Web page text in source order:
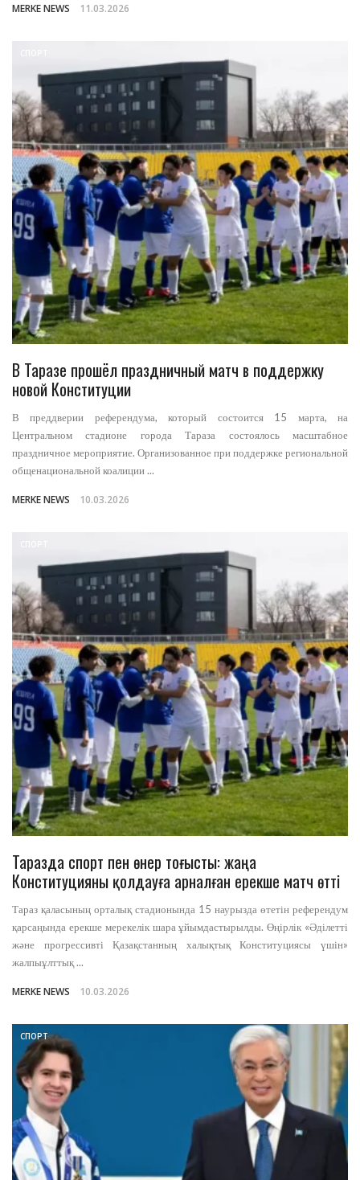
MERKE NEWS 11.03.2026
В Таразе прошёл праздничный матч в поддержку
новой Конституции
В преддверии референдума, который состоится 15 марта, на
Центральном стадионе города Тараза состоялось масштабное
праздничное мероприятие. Организованное при поддержке региональной
общенациональной коалиции ...
MERKE NEWS 10.03.2026
Таразда спорт пен өнер тоғысты: жаңа
Конституцияны қолдауға арналған ерекше матч өтті
Тараз қаласының орталық стадионында 15 наурызда өтетін референдум
қарсаңында ерекше мерекелік шара ұйымдастырылды. Өңірлік «Әділетті
және прогрессивті Қазақстанның халықтық Конституциясы үшін»
жалпыұлттық ...
MERKE NEWS 10.03.2026
СПОРТ